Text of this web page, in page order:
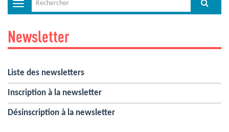
Toggle
navigation
Newsletter
Liste des newsletters
Inscription à la newsletter
Désinscription à la newsletter